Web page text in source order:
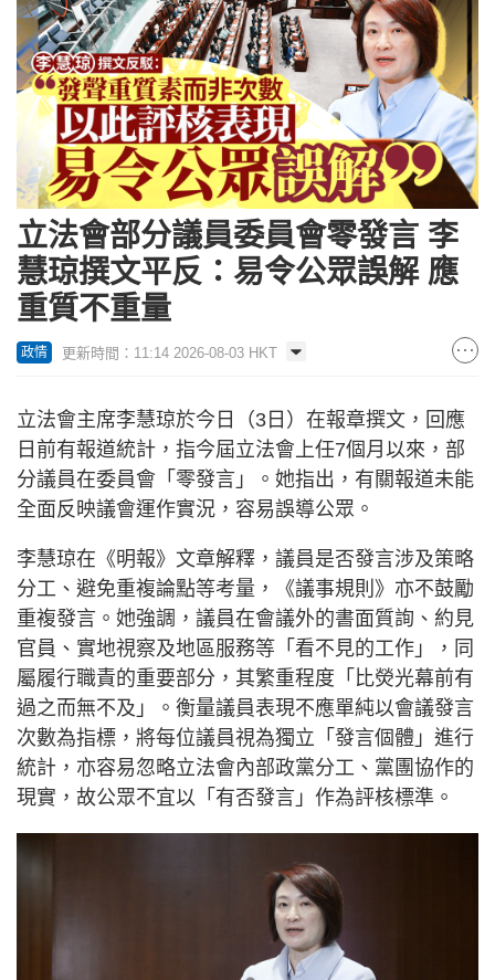
立法會部分議員委員會零發言 李
慧琼撰文平反：易令公眾誤解 應
重質不重量
政情 更新時間：11:14 2026-08-03 HKT
立法會主席李慧琼於今日（3日）在報章撰文，回應
日前有報道統計，指今屆立法會上任7個月以來，部
分議員在委員會「零發言」。她指出，有關報道未能
全面反映議會運作實況，容易誤導公眾。
李慧琼在《明報》文章解釋，議員是否發言涉及策略
分工、避免重複論點等考量，《議事規則》亦不鼓勵
重複發言。她強調，議員在會議外的書面質詢、約見
官員、實地視察及地區服務等「看不見的工作」，同
屬履行職責的重要部分，其繁重程度「比熒光幕前有
過之而無不及」。衡量議員表現不應單純以會議發言
次數為指標，將每位議員視為獨立「發言個體」進行
統計，亦容易忽略立法會內部政黨分工、黨團協作的
現實，故公眾不宜以「有否發言」作為評核標準。